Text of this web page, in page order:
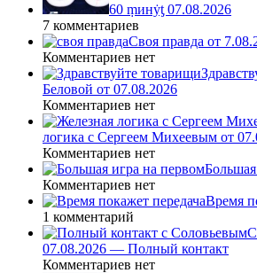
60 ṃинẏƫ 07.08.2026
7 комментариев
Своя правда от
Комментариев нет
Беловой от 07.08.2026
Комментариев нет
логика с Сергеем Михеевым от
Комментариев нет
Комментариев нет
Время
1 комментарий
07.08.2026 — Полный контакт
Комментариев нет